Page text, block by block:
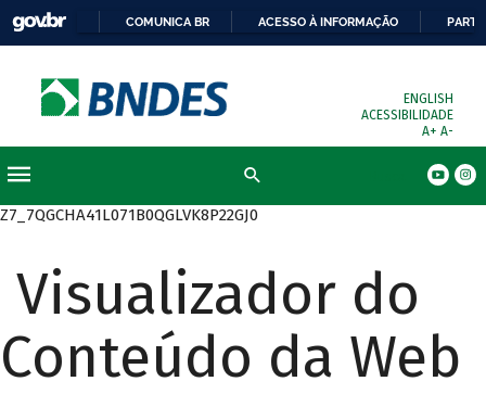
COMUNICA BR ACESSO À INFORMAÇÃO
ENGLISH
ACESSIBILIDADE
A+ A-
Z7_7QGCHA41L071B0QGLVK8P22GJ0
Visualizador do
Conteúdo da Web